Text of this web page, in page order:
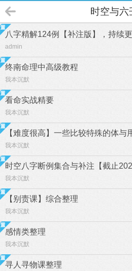
时空与六
八字精解124例【补注版】，持续
admin
终南命理中高级教程
我本沉默
看命实战精要
我本沉默
【难度很高】一些比较特殊的体与
我本沉默
时空八字断例集合与补注【截止
我本沉默
【别责课】综合整理
我本沉默
感情类整理
我本沉默
寻人寻物课整理